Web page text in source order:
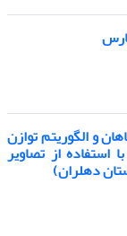
و الگوریتم توازن
استفاده از تصاویر
دهلران)